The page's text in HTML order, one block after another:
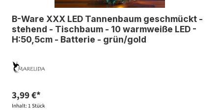
B-Ware XXX LED Tannenbaum geschmückt -
stehend - Tischbaum - 10 warmweiße LED -
H:50,5cm - Batterie - grün/gold
3,99 €*
Inhalt: 1 Stück